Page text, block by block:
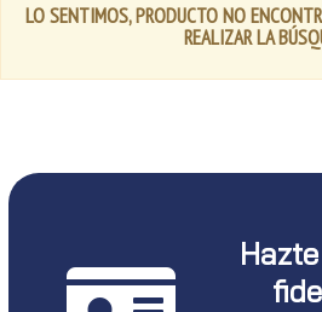
LO SENTIMOS, PRODUCTO NO
REALIZAR LA